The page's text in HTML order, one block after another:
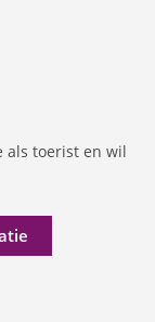
als toerist en wil